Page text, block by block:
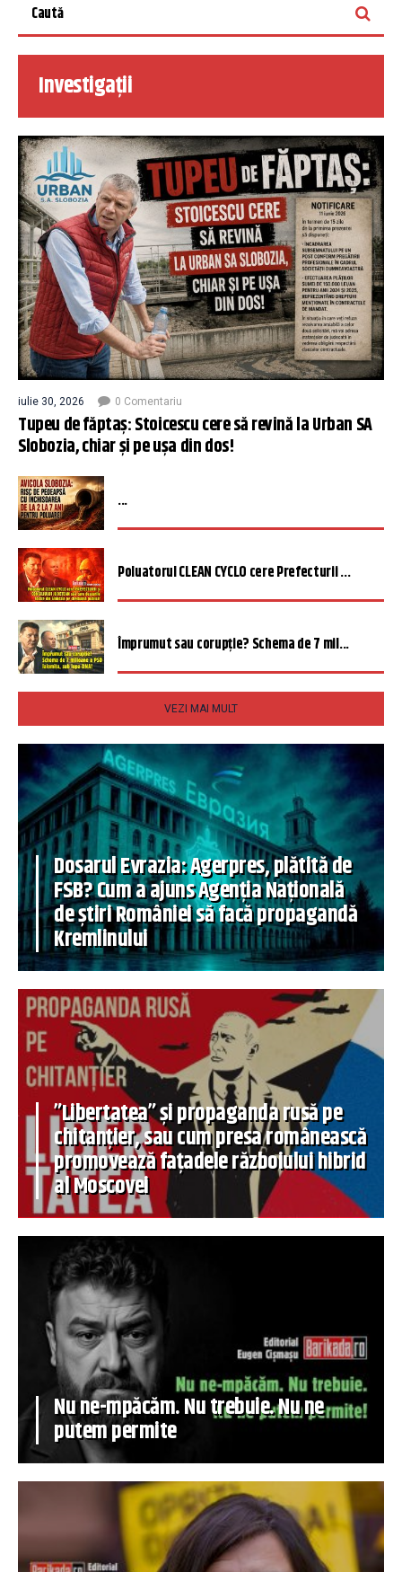
Investigații
iulie 30, 2026 0 Comentariu
Tupeu de făptaș: Stoicescu cere să revină la Urban SA
Slobozia, chiar și pe ușa din dos!
...
Poluatorul CLEAN CYCLO cere Prefecturii ...
Împrumut sau corupție? Schema de 7 mil...
VEZI MAI MULT
Dosarul Evrazia: Agerpres, plătită de
FSB? Cum a ajuns Agenția Națională
de știri României să facă propagandă
Kremlinului
”Libertatea” și propaganda rusă pe
chitanțier, sau cum presa românească
promovează fațadele războiului hibrid
al Moscovei
Nu ne-mpăcăm. Nu trebuie. Nu ne
putem permite